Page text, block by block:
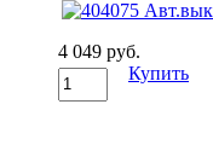
4 049 руб.
Купить